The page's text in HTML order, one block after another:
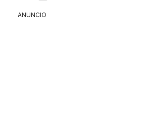
ANUNCIO